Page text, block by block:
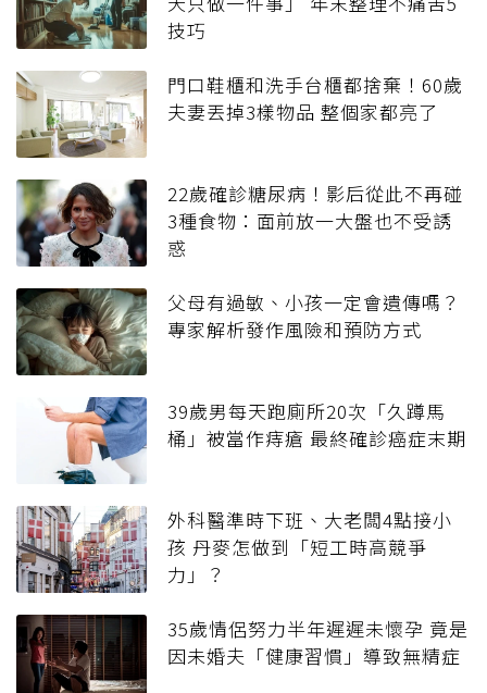
技巧
門口鞋櫃和洗手台櫃都捨棄！60歲
夫妻丟掉3樣物品 整個家都亮了
22歲確診糖尿病！影后從此不再碰
3種食物：面前放一大盤也不受誘
惑
父母有過敏、小孩一定會遺傳嗎？
專家解析發作風險和預防方式
39歲男每天跑廁所20次「久蹲馬
桶」被當作痔瘡 最終確診癌症末期
外科醫準時下班、大老闆4點接小
孩 丹麥怎做到「短工時高競爭
力」？
35歲情侶努力半年遲遲未懷孕 竟是
因未婚夫「健康習慣」導致無精症